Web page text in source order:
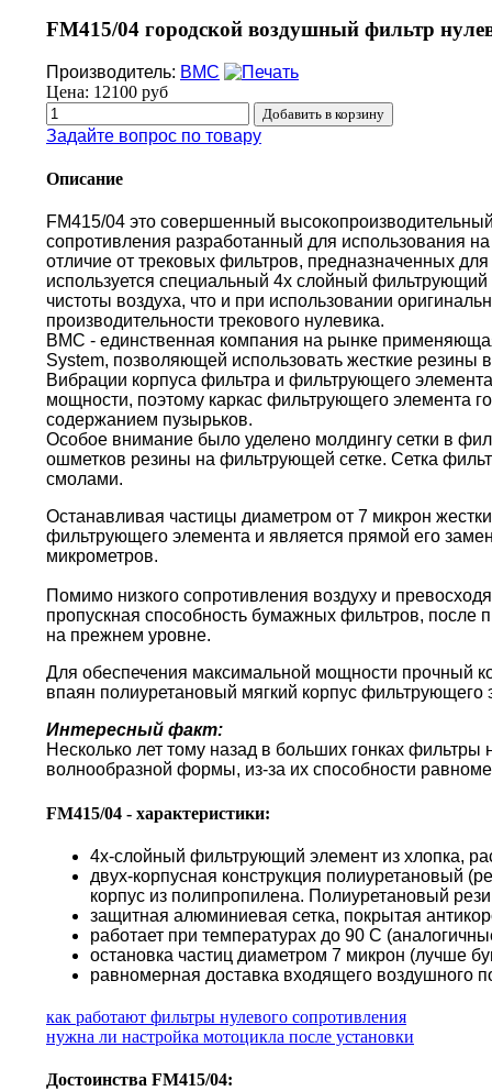
FM415/04 городской воздушный фильтр
Производитель: BMC
Цена: 12100 руб
Задайте вопрос по товару
Описание
FM415/04 это совершенный
сопротивления разработанный для использования
отличие от трековых фильтров, предназначенных
используется специальный 4х слойный
чистоты воздуха, что и при использовании
производительности трекового нулевика.
BMC - единственная компания на рынке
System, позволяющей использовать жесткие резины
Вибрации корпуса фильтра и фильтрующего
мощности, поэтому каркас фильтрующего элемента
содержанием пузырьков.
Особое внимание было уделено молдингу сетки в
ошметков резины на фильтрующей сетке. Сетка
смолами.
Останавливая частицы диаметром от 7 микрон
фильтрующего элемента и является прямой его
микрометров.
Помимо низкого сопротивления воздуху и
пропускная способность бумажных фильтров, после
на прежнем уровне.
Для обеспечения максимальной мощности прочный
впаян полиуретановый мягкий корпус
Интересный факт:
Несколько лет тому назад в больших гонках
волнообразной формы, из-за их способности
FM415/04 - характеристики:
4х-слойный фильтрующий элемент из хлопка,
двух-корпусная конструкция полиуретановый
корпус из полипропилена. Полиуретановый
защитная алюминиевая сетка, покрытая
работает при температурах до 90 С
остановка частиц диаметром 7 микрон (лучше
равномерная доставка входящего воздушного
как работают фильтры нулевого сопротивления
нужна ли настройка мотоцикла после установки
Достоинства FM415/04: